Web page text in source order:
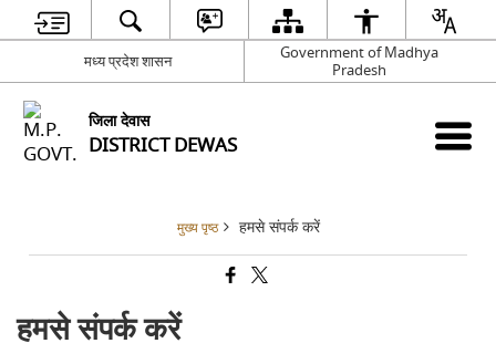
मध्य प्रदेश शासन
Government of Madhya
Pradesh
जिला देवास
DISTRICT DEWAS
मुख्य पृष्ठ हमसे संपर्क करें
हमसे संपर्क करें